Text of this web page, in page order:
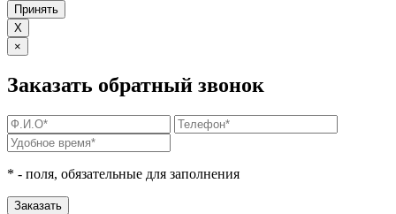
Принять
X
×
Заказать обратный звонок
* - поля, обязательные для заполнения